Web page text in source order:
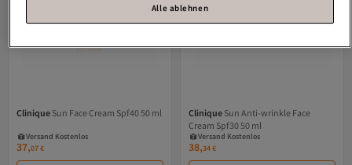
Clinique Sun Face Cream Spf40 50 ml
Versand Kostenlos
Versand Kostenlos
37,07€
Clinique Sun Anti-wrinkle Face
Cream Spf30 50 ml
Versand Kostenlos
Gratis Versand
Versand Kostenlos
38,34€
Alle ablehnen